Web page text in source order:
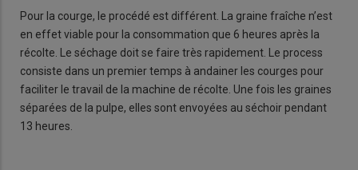
Pour la courge, le procédé est différent. La graine fraîche n’est
en effet viable pour la consommation que 6 heures après la
récolte. Le séchage doit se faire très rapidement. Le process
consiste dans un premier temps à andainer les courges pour
faciliter le travail de la machine de récolte. Une fois les graines
séparées de la pulpe, elles sont envoyées au séchoir pendant
13 heures.